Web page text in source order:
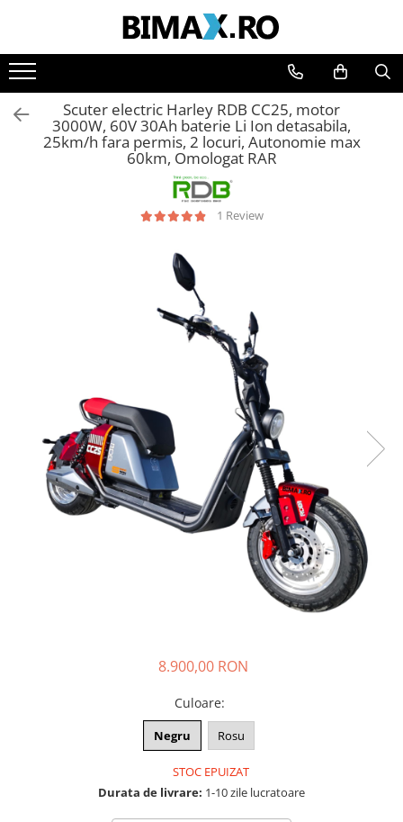
Toate Produsele
Triciclete Electrice
⬇ TIPURI
➔ Cu 1 Loc
➔ Adulti - Fara permis
➔ Cu Remorca Fara Permis
➔ Cu Volan
➔ Fara Permis
➔ 4000W
⬇ MARCI
Scuter electric Harley RDB CC25, motor
3000W, 60V 30Ah baterie Li Ion detasabila,
25km/h fara permis, 2 locuri, Autonomie max
60km, Omologat RAR
1 Review
8.900,00 RON
Culoare:
Negru Rosu
STOC EPUIZAT
Durata de livrare: 1-10 zile lucratoare